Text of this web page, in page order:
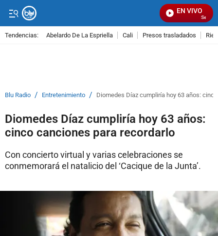
EN VIVO
Señal
Tendencias: Abelardo De La Espriella Cali Presos trasladados
Blu Radio / Entretenimiento / Diomedes Díaz cumpliría hoy 63 años:
Diomedes Díaz cumpliría hoy 63 años:
cinco canciones para recordarlo
Con concierto virtual y varias celebraciones se
conmemorará el natalicio del ‘Cacique de la Junta’.